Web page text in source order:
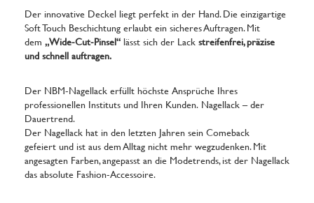
Der innovative Deckel liegt perfekt in der Hand. Die einzigartige
Soft Touch Beschichtung erlaubt ein sicheres Auftragen. Mit
dem „Wide-Cut-Pinsel“ lässt sich der Lackstreifenfrei, präzise
und schnell auftragen.
Der NBM-Nagellack erfüllt höchste Ansprüche Ihres
professionellen Instituts und Ihren Kunden. Nagellack – der
Dauertrend.
Der Nagellack hat in den letzten Jahren sein Comeback
gefeiert und ist aus dem Alltag nicht mehr wegzudenken. Mit
angesagten Farben, angepasst an die Modetrends, ist der Nagellack
das absolute Fashion-Accessoire.